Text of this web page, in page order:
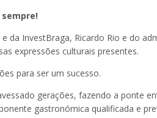
da InvestBraga, Ricardo Rio e do
expressões culturais presentes.
para ser um sucesso.
gerações, fazendo a ponte
gastronómica qualificada e